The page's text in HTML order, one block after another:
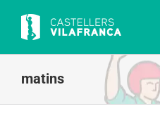
content
matins